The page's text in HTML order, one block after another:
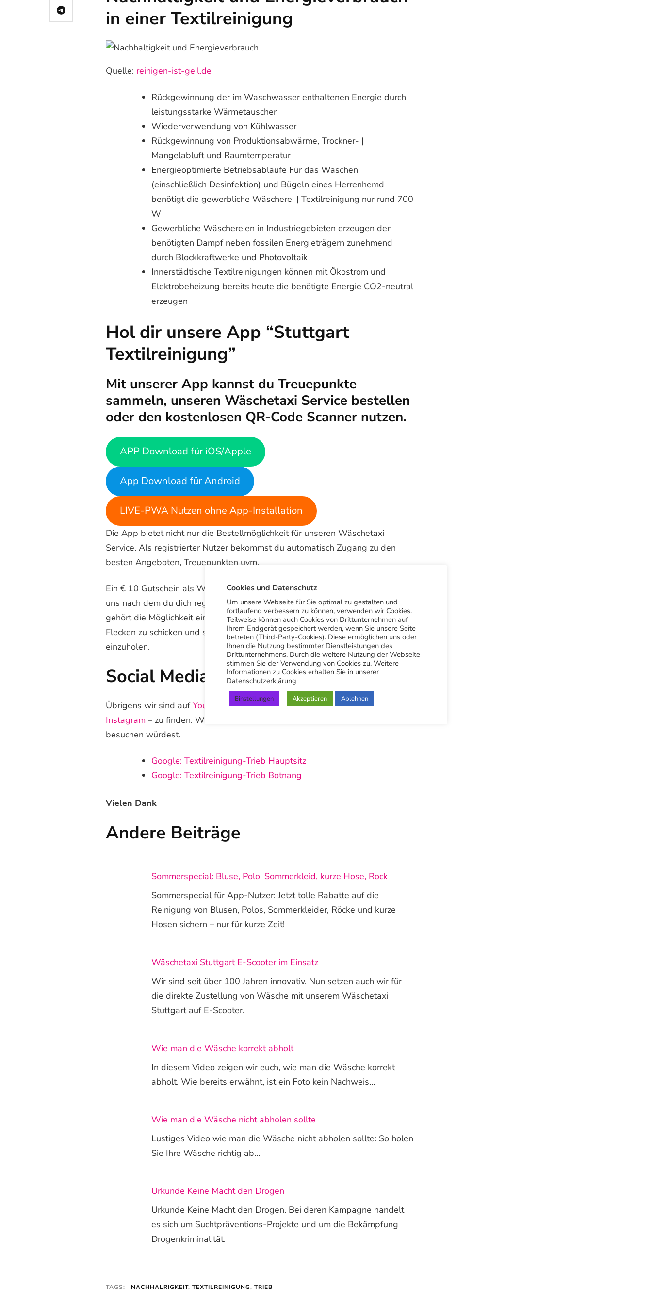
in einer Textilreinigung
Quelle: reinigen-ist-geil.de
Rückgewinnung der im Waschwasser enthaltenen Energie durch
leistungsstarke Wärmetauscher
Wiederverwendung von Kühlwasser
Rückgewinnung von Produktionsabwärme, Trockner- |
Mangelabluft und Raumtemperatur
Energieoptimierte Betriebsabläufe Für das Waschen
(einschließlich Desinfektion) und Bügeln eines Herrenhemd
benötigt die gewerbliche Wäscherei | Textilreinigung nur rund 700
W
Gewerbliche Wäschereien in Industriegebieten erzeugen den
benötigten Dampf neben fossilen Energieträgern zunehmend
durch Blockkraftwerke und Photovoltaik
Innerstädtische Textilreinigungen können mit Ökostrom und
Elektrobeheizung bereits heute die benötigte Energie CO2-neutral
erzeugen
Hol dir unsere App “Stuttgart
Textilreinigung”
Mit unserer App kannst du Treuepunkte
sammeln, unseren Wäschetaxi Service bestellen
oder den kostenlosen QR-Code Scanner nutzen.
APP Download für iOS/Apple
App Download für Android
LIVE-PWA Nutzen ohne App-Installation
Die App bietet nicht nur die Bestellmöglichkeit für unseren Wäschetaxi
Service. Als registrierter Nutzer bekommst du automatisch Zugang zu den
besten Angeboten, Treuepunkten uvm.
Ein € 10 Gutschein als Willkommensgeschenk bekommst du automatisch von
uns nach dem du dich registriert hast. Zu den weiteren Vorteilen der App
gehört die Möglichkeit einen QR-Scanner zu nutzen und uns Bilder von
Flecken zu schicken und somit kostenlos einen Rat oder Kostenvoranschlag
einzuholen.
Social Media
Übrigens wir sind auf Youtube ,Pinterest,LinkedIn,X (Twitter),Facebook
Instagram – zu finden. Wir würden uns sehr freuen wenn du uns dort
besuchen würdest.
Google: Textilreinigung-Trieb Hauptsitz
Google: Textilreinigung-Trieb Botnang
Vielen Dank
Andere Beiträge
Sommerspecial: Bluse, Polo, Sommerkleid, kurze Hose, Rock
Sommerspecial für App-Nutzer: Jetzt tolle Rabatte auf die
Reinigung von Blusen, Polos, Sommerkleider, Röcke und kurze
Hosen sichern – nur für kurze Zeit!
Wäschetaxi Stuttgart E-Scooter im Einsatz
Wir sind seit über 100 Jahren innovativ. Nun setzen auch wir für
die direkte Zustellung von Wäsche mit unserem Wäschetaxi
Stuttgart auf E-Scooter.
Wie man die Wäsche korrekt abholt
In diesem Video zeigen wir euch, wie man die Wäsche korrekt
abholt. Wie bereits erwähnt, ist ein Foto kein Nachweis…
Wie man die Wäsche nicht abholen sollte
Lustiges Video wie man die Wäsche nicht abholen sollte: So holen
Sie Ihre Wäsche richtig ab…
Urkunde Keine Macht den Drogen
Urkunde Keine Macht den Drogen. Bei deren Kampagne handelt
es sich um Suchtpräventions-Projekte und um die Bekämpfung
Drogenkriminalität.
TAGS: NACHHALRIGKEIT, TEXTILREINIGUNG, TRIEB
Cookies und Datenschutz
Um unsere Webseite für Sie optimal zu gestalten und
fortlaufend verbessern zu können, verwenden wir Cookies.
Teilweise können auch Cookies von Drittunternehmen auf
Ihrem Endgerät gespeichert werden, wenn Sie unsere Seite
betreten (Third-Party-Cookies). Diese ermöglichen uns oder
Ihnen die Nutzung bestimmter Dienstleistungen des
Drittunternehmens. Durch die weitere Nutzung der Webseite
stimmen Sie der Verwendung von Cookies zu. Weitere
Informationen zu Cookies erhalten Sie in unserer
Datenschutzerklärung
Einstellungen Akzeptieren Ablehnen